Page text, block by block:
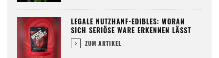
LEGALE NUTZHANF-EDIBLES: WORAN
SICH SERIÖSE WARE ERKENNEN LÄSST
ZUM ARTIKEL